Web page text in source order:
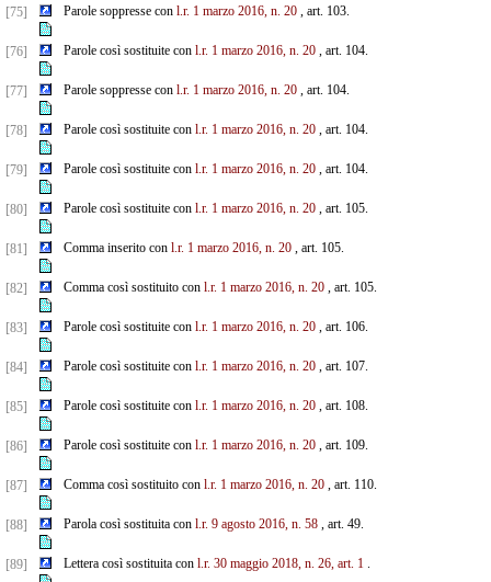
[75] Parole soppresse con l.r. 1 marzo 2016, n. 20, art. 103.
[76] Parole così sostituite con l.r. 1 marzo 2016, n. 20, art. 104.
[77] Parole soppresse con l.r. 1 marzo 2016, n. 20, art. 104.
[78] Parole così sostituite con l.r. 1 marzo 2016, n. 20, art. 104.
[79] Parole così sostituite con l.r. 1 marzo 2016, n. 20, art. 104.
[80] Parole così sostituite con l.r. 1 marzo 2016, n. 20, art. 105.
[81] Comma inserito con l.r. 1 marzo 2016, n. 20, art. 105.
[82] Comma così sostituito con l.r. 1 marzo 2016, n. 20, art. 105.
[83] Parole così sostituite con l.r. 1 marzo 2016, n. 20, art. 106.
[84] Parole così sostituite con l.r. 1 marzo 2016, n. 20, art. 107.
[85] Parole così sostituite con l.r. 1 marzo 2016, n. 20, art. 108.
[86] Parole così sostituite con l.r. 1 marzo 2016, n. 20, art. 109.
[87] Comma così sostituito con l.r. 1 marzo 2016, n. 20, art. 110.
[88] Parola così sostituita con l.r. 9 agosto 2016, n. 58, art. 49.
[89] Lettera così sostituita con l.r. 30 maggio 2018, n. 26, art. 1.